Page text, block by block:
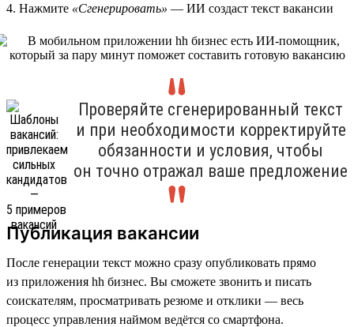
4. Нажмите «Сгенерировать» — ИИ создаст текст вакансии
Проверяйте сгенерированный текст
и при необходимости корректируйте
обязанности и условия, чтобы
он точно отражал ваше предложение
Публикация вакансии
После генерации текст можно сразу опубликовать прямо
из приложения hh бизнес. Вы сможете звонить и писать
соискателям, просматривать резюме и отклики — весь
процесс управления наймом ведётся со смартфона.